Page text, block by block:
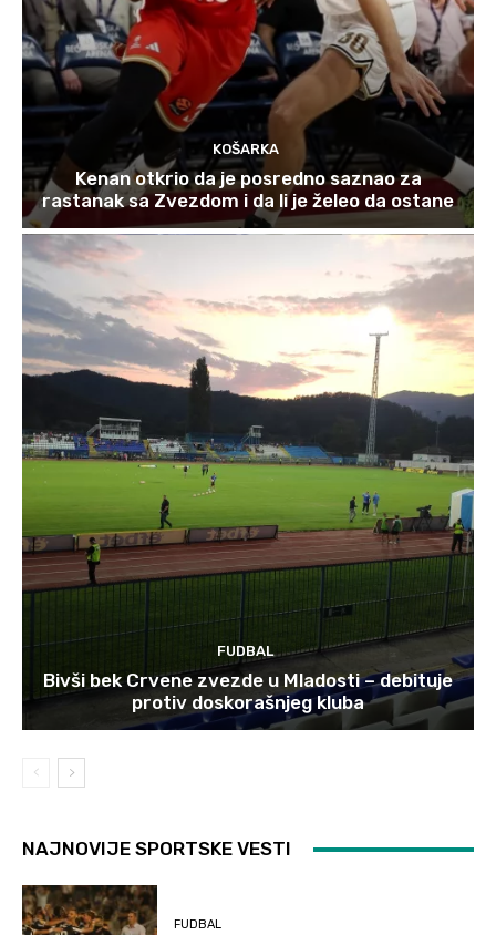
KOŠARKA
Kenan otkrio da je posredno saznao za
rastanak sa Zvezdom i da li je želeo da ostane
FUDBAL
Bivši bek Crvene zvezde u Mladosti – debituje
protiv doskorašnjeg kluba
NAJNOVIJE SPORTSKE VESTI
FUDBAL